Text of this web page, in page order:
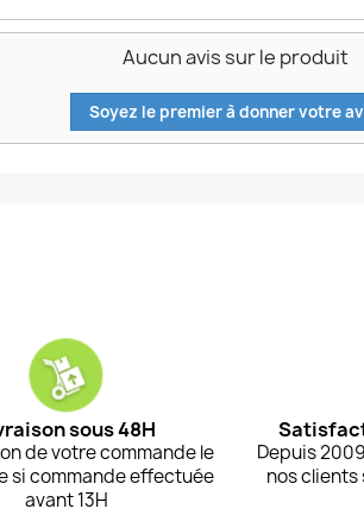
Aucun avis sur le produit
Soyez le premier à donner votre
sous 48H
de votre commande le
si commande effectuée
avant 13H
Depuis
nos